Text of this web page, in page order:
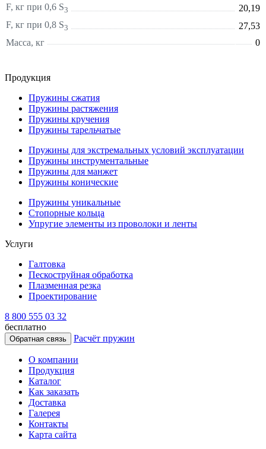
F, кг при 0,6 S3
20,19
F, кг при 0,8 S3
27,53
Масса, кг
0
Продукция
Пружины сжатия
Пружины растяжения
Пружины кручения
Пружины тарельчатые
Пружины для экстремальных условий эксплуатации
Пружины инструментальные
Пружины для манжет
Пружины конические
Пружины уникальные
Стопорные кольца
Упругие элементы из проволоки и ленты
Услуги
Галтовка
Пескоструйная обработка
Плазменная резка
Проектирование
8 800 555 03 32
бесплатно
Обратная связь Расчёт пружин
О компании
Продукция
Каталог
Как заказать
Доставка
Галерея
Контакты
Карта сайта